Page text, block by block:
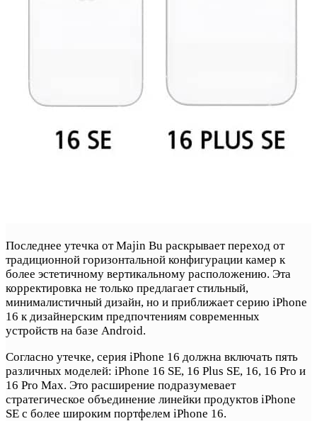
Последнее утечка от Majin Bu раскрывает переход от
традиционной горизонтальной конфигурации камер к
более эстетичному вертикальному расположению. Эта
корректировка не только предлагает стильный,
минималистичный дизайн, но и приближает серию iPhone
16 к дизайнерским предпочтениям современных
устройств на базе Android.
Согласно утечке, серия iPhone 16 должна включать пять
различных моделей: iPhone 16 SE, 16 Plus SE, 16, 16 Pro и
16 Pro Max. Это расширение подразумевает
стратегическое объединение линейки продуктов iPhone
SE с более широким портфелем iPhone 16.